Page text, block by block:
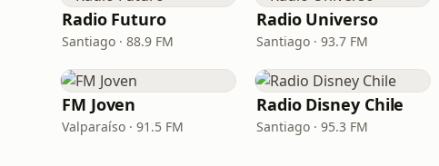
Radio Futuro
Santiago · 88.9 FM
Radio Universo
Santiago · 93.7 FM
FM Joven
Valparaíso · 91.5 FM
Radio Disney Chile
Santiago · 95.3 FM